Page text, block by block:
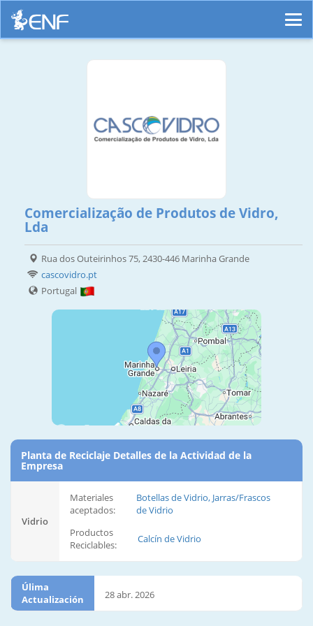
Comercialização de Produtos de Vidro,
Lda
Rua dos Outeirinhos 75, 2430-446 Marinha Grande
cascovidro.pt
Portugal
Planta de Reciclaje Detalles de la Actividad de la
Empresa
Vidrio
Materiales
aceptados:
Botellas de Vidrio, Jarras/Frascos
de Vidrio
Productos
Reciclables:
Calcín de Vidrio
Úlima
Actualización
28 abr. 2026